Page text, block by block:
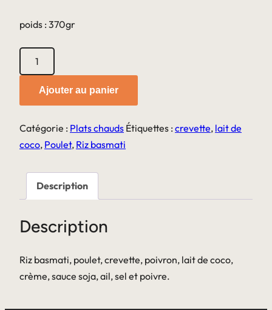
poids : 370gr
de
de
thaï
Ajouter au panier
Catégorie : Plats chauds Étiquettes : crevette, lait de
coco, Poulet, Riz basmati
Description
Description
Riz basmati, poulet, crevette, poivron, lait de coco,
crème, sauce soja, ail, sel et poivre.